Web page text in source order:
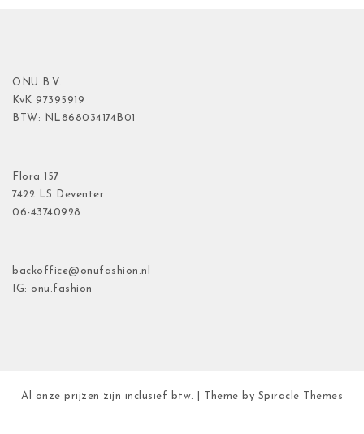
ONU B.V.
KvK 97395919
BTW: NL868034174B01
Flora 157
7422 LS Deventer
06-43740928
backoffice@onufashion.nl
IG: onu.fashion
Al onze prijzen zijn inclusief btw. | Theme by Spiracle Themes